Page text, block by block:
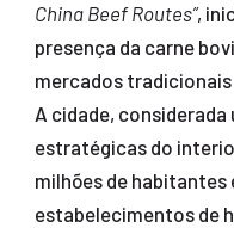
China Beef Routes”,
presença da carne
mercados tradicionais
A cidade, considerada
estratégicas do
milhões de habitantes
estabelecimentos de